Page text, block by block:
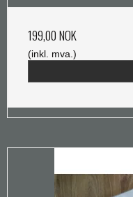
199,00 NOK
(inkl. mva.)